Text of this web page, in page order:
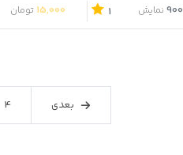
900 نمایش 1
15,000 تومان
4 بعدی